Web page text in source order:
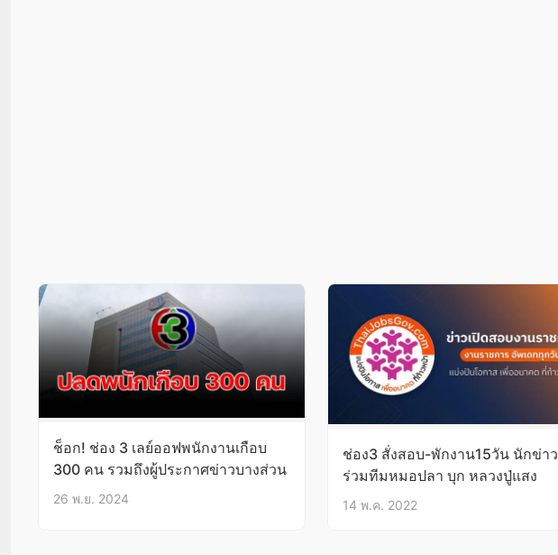
ช็อก! ช่อง 3 เลย์ออฟพนักงานเกือบ
300 คน รวมถึงผู้ประกาศข่าวบางส่วน
26 พ.ย. 2024
ช่อง3 สั่งสอบ-พักงาน15วัน นักข่าว
ร่วมทีมหมอปลา บุก หลวงปู่แสง
14 พ.ค. 2022